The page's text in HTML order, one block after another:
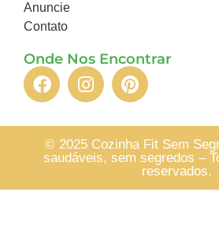
Anuncie
Contato
Onde Nos Encontrar
© 2025 Cozinha Fit Sem
saudáveis, sem segredos –
reservados.